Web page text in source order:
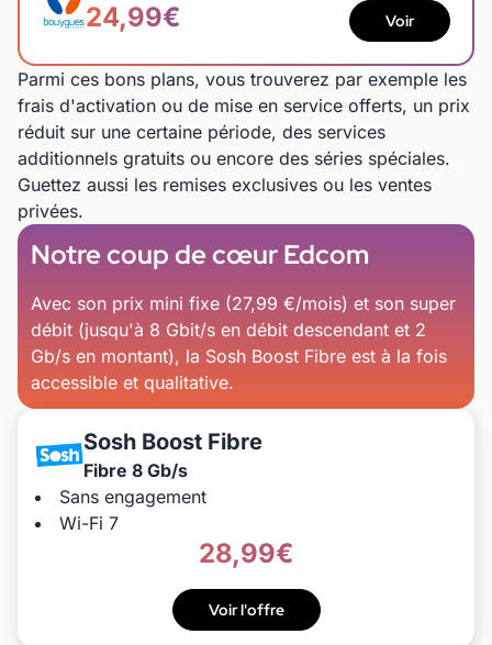
24,99€ Voir
Parmi ces bons plans, vous trouverez par exemple les
frais d'activation ou de mise en service offerts, un prix
réduit sur une certaine période, des services
additionnels gratuits ou encore des séries spéciales.
Guettez aussi les remises exclusives ou les ventes
privées.
Notre coup de cœur Edcom
Avec son prix mini fixe (27,99 €/mois) et son super
débit (jusqu'à 8 Gbit/s en débit descendant et 2
Gb/s en montant), la Sosh Boost Fibre est à la fois
accessible et qualitative.
Sosh Boost Fibre
Fibre 8 Gb/s
Sans engagement
Wi-Fi 7
28,99€
Voir l'offre